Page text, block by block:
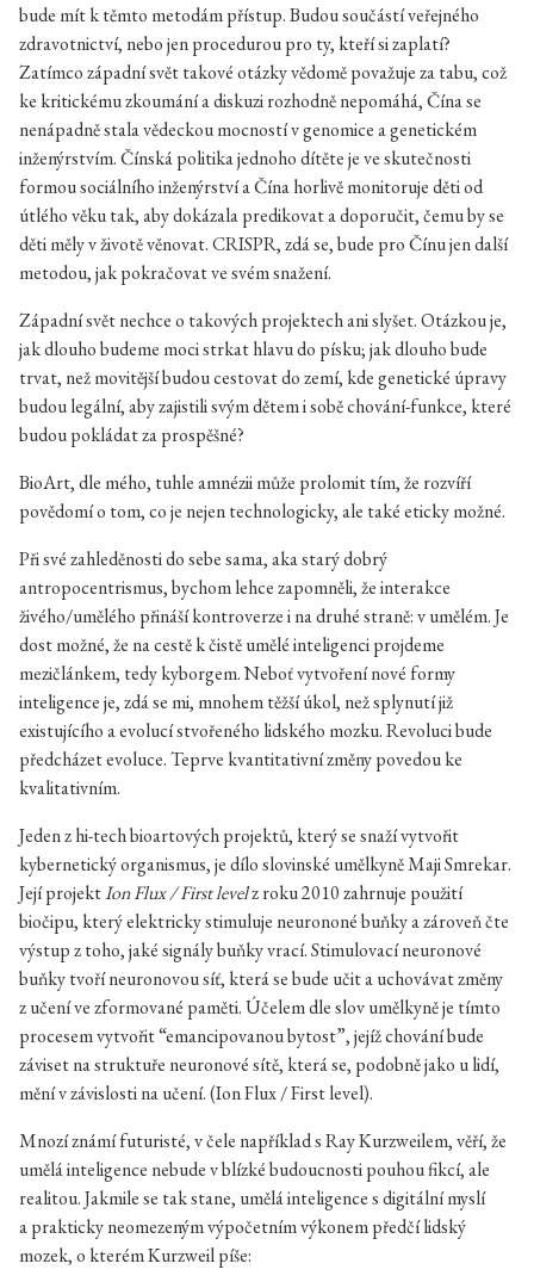
bude mít k těmto metodám přístup. Budou součástí veřejného
zdravotnictví, nebo jen procedurou pro ty, kteří si zaplatí?
Zatímco západní svět takové otázky vědomě považuje za tabu, což
ke kritickému zkoumání a diskuzi rozhodně nepomáhá, Čína se
nenápadně stala vědeckou mocností v genomice a genetickém
inženýrstvím. Čínská politika jednoho dítěte je ve skutečnosti
formou sociálního inženýrství a Čína horlivě monitoruje děti od
útlého věku tak, aby dokázala predikovat a doporučit, čemu by se
děti měly v životě věnovat. CRISPR, zdá se, bude pro Čínu jen další
metodou, jak pokračovat ve svém snažení.
Západní svět nechce o takových projektech ani slyšet. Otázkou je,
jak dlouho budeme moci strkat hlavu do písku; jak dlouho bude
trvat, než movitější budou cestovat do zemí, kde genetické úpravy
budou legální, aby zajistili svým dětem i sobě chování-funkce, které
budou pokládat za prospěšné?
BioArt, dle mého, tuhle amnézii může prolomit tím, že rozvíří
povědomí o tom, co je nejen technologicky, ale také eticky možné.
Při své zahleděnosti do sebe sama, aka starý dobrý
antropocentrismus, bychom lehce zapomněli, že interakce
živého/umělého přináší kontroverze i na druhé straně: v umělém. Je
dost možné, že na cestě k čistě umělé inteligenci projdeme
mezičlánkem, tedy kyborgem. Neboť vytvoření nové formy
inteligence je, zdá se mi, mnohem těžší úkol, než splynutí již
existujícího a evolucí stvořeného lidského mozku. Revoluci bude
předcházet evoluce. Teprve kvantitativní změny povedou ke
kvalitativním.
Jeden z hi-tech bioartových projektů, který se snaží vytvořit
kybernetický organismus, je dílo slovinské umělkyně Maji Smrekar.
Její projektIon Flux / First levelz roku 2010 zahrnuje použití
biočipu, který elektricky stimuluje neurononé buňky a zároveň čte
výstup z toho, jaké signály buňky vrací. Stimulovací neuronové
buňky tvoří neuronovou síť, která se bude učit a uchovávat změny
z učení ve zformované paměti. Účelem dle slov umělkyně je tímto
procesem vytvořit “emancipovanou bytost”, jejíž chování bude
záviset na struktuře neuronové sítě, která se, podobně jako u lidí,
mění v závislosti na učení. (Ion Flux / First level).
Mnozí známí futuristé, v čele například s Ray Kurzweilem, věří, že
umělá inteligence nebude v blízké budoucnosti pouhou fikcí, ale
realitou. Jakmile se tak stane, umělá inteligence s digitální myslí
a prakticky neomezeným výpočetním výkonem předčí lidský
mozek, o kterém Kurzweil píše: